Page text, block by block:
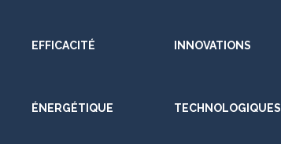
EFFICACITÉ
ÉNERGÉTIQUE
INNOVATIONS
TECHNOLOGIQUES